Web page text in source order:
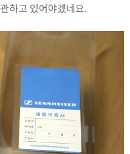
하고 있어야겠네요.